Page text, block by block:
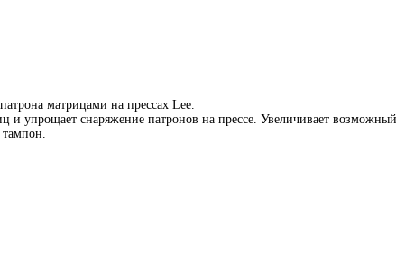
матрицами на прессах Lee.
упрощает снаряжение патронов на прессе. Увеличивает
тампон.